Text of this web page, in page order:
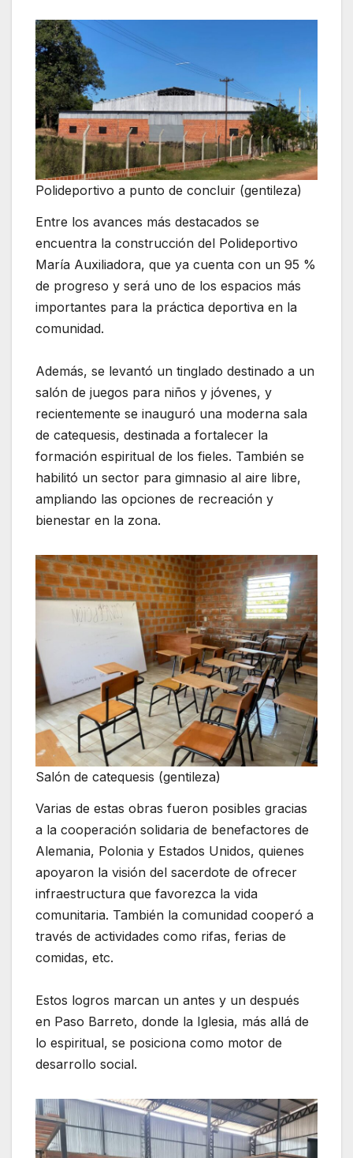
Polideportivo a punto de concluir (gentileza)
Entre los avances más destacados se
encuentra la construcción del Polideportivo
María Auxiliadora, que ya cuenta con un 95 %
de progreso y será uno de los espacios más
importantes para la práctica deportiva en la
comunidad.
Además, se levantó un tinglado destinado a un
salón de juegos para niños y jóvenes, y
recientemente se inauguró una moderna sala
de catequesis, destinada a fortalecer la
formación espiritual de los fieles. También se
habilitó un sector para gimnasio al aire libre,
ampliando las opciones de recreación y
bienestar en la zona.
Salón de catequesis (gentileza)
Varias de estas obras fueron posibles gracias
a la cooperación solidaria de benefactores de
Alemania, Polonia y Estados Unidos, quienes
apoyaron la visión del sacerdote de ofrecer
infraestructura que favorezca la vida
comunitaria. También la comunidad cooperó a
través de actividades como rifas, ferias de
comidas, etc.
Estos logros marcan un antes y un después
en Paso Barreto, donde la Iglesia, más allá de
lo espiritual, se posiciona como motor de
desarrollo social.